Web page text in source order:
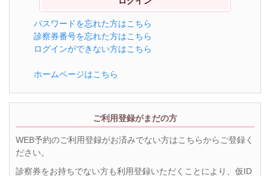
パスワードを忘れた方はこちら
診察券番号を忘れた方はこちら
ログインができない方はこちら
ホームページはこちら
ご利用登録がまだの方
WEB予約のご利用登録がお済みでない方はこちらからご登録く
ださい。
診察券をお持ちでない方も利用登録いただくことにより、仮ID